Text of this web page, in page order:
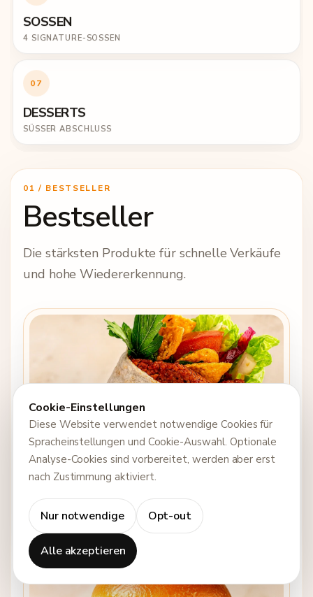
SOSSEN
4 SIGNATURE-SOSSEN
07
DESSERTS
SÜSSER ABSCHLUSS
01 / BESTSELLER
Bestseller
Die stärksten Produkte für schnelle Verkäufe
und hohe Wiedererkennung.
Çiğköfte Wrap
Wrap · Bestseller für Take-away & Delivery
Cookie-Einstellungen
Diese Website verwendet notwendige Cookies für
Spracheinstellungen und Cookie-Auswahl. Optionale
Analyse-Cookies sind vorbereitet, werden aber erst
nach Zustimmung aktiviert.
Nur notwendige Opt-out
Alle akzeptieren